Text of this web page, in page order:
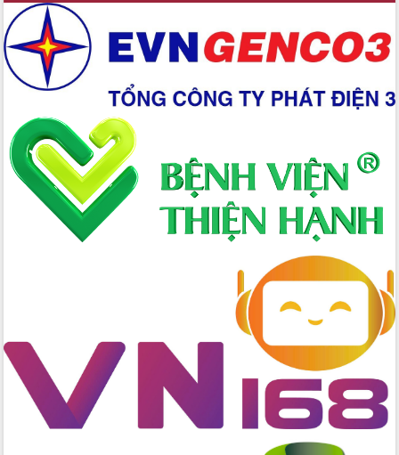
Xây dựng nền hành chính số đồng
hành cùng nông dân dân, doanh nghiệp
Giai đoạn 2026-2030, Đắk Lắk phấn
đấu có 77% xã đạt chuẩn nông thôn
Chuyển đổi số 'mở đường' cho nông
nghiệp Đắk Lắk tăng trưởng bứt phá
Triển khai đồng bộ đo đạc, lập hồ sơ
địa chính, hoàn thiện cơ sở dữ liệu đất
đai
Ứng dụng sinh trắc học - Bước tiến
trong hành trình chuyển đổi số tại Đắk
bền vững
Tập huấn nâng cao năng lực triển khai
chuyển đổi số cho cán bộ, công chức
cấp xã
Đắk Lắk phát động hưởng ứng Ngày